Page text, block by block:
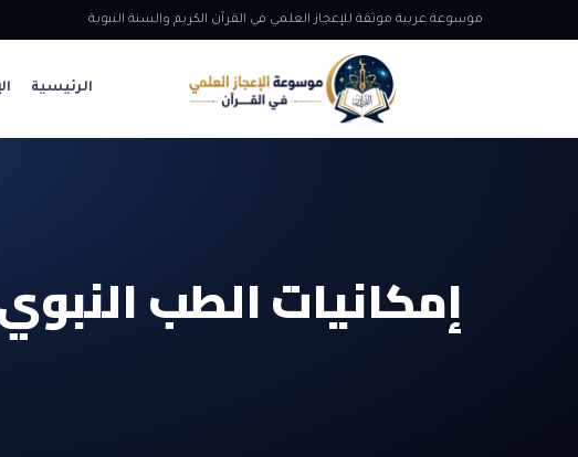
موسوعة عربية موثقة للإعجاز العلمي في القرآن الكريم والسنة النبوية
الرئيسية
إمكانيات الطب